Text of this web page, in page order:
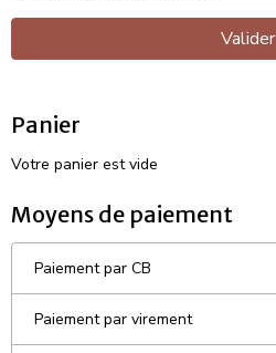
Valider
Panier
Votre panier est vide
Moyens de paiement
Paiement par CB
Paiement par virement